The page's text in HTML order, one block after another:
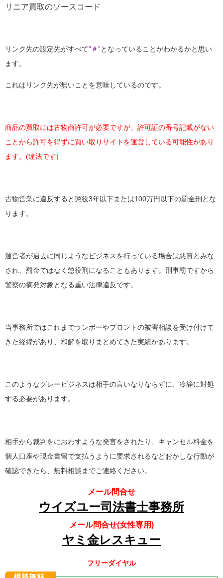
リニア買取のソースコード
リンク先の設定先がすべて”＃”となっていることがわかるかと思い
ます。
これはリンク先が無いことを意味しているのです。
商品の買取には古物商許可が必要ですが、許可証の番号記載がない
ことから許可を得ずに買い取りサイトを運営している可能性があり
ます。(違法です)
古物営業に違反すると懲役3年以下または100万円以下の罰金刑とな
ります。
運営者が過去に同じようなビジネスを行っている場合は悪質とみな
され、罰金ではなく懲役刑になることもあります。刑事罰ですから
警察の摘発対象となる重い法律違反です。
当事務所ではこれまでランボーやプロントの被害相談を受け付けて
きた経緯があり、和解を取りまとめてきた実績があります。
このようなグレービジネスは相手の言いなりならずに、冷静に対処
する必要があります。
相手から裁判をにおわすような発言をされたり、キャンセル料金を
個人口座や現金書留で支払うように要求されるなどおかしな行動が
確認できたら、無料相談までご連絡ください。
メール問合せ
ウイズユー司法書士事務所
メール問合せ(女性専用)
ヤミ金レスキュー
フリーダイヤル